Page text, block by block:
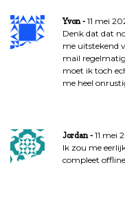
Yvon
11 mei
Denk dat dat
me uitstekend
mail
moet ik toch
me heel
Jordan
11 mei
Ik zou me
compleet